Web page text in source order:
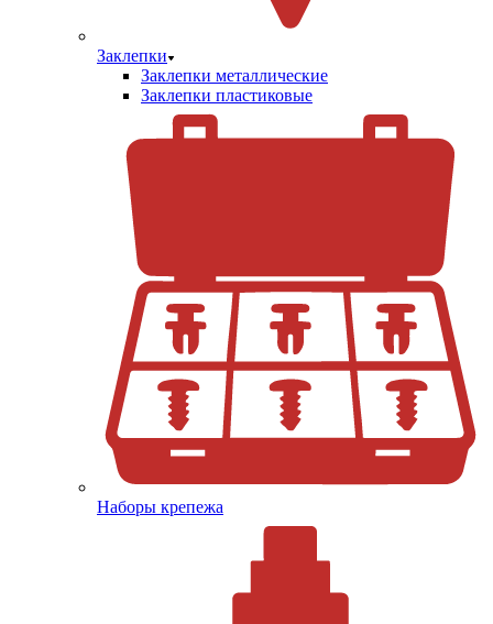
Заклепки
Заклепки металлические
Заклепки пластиковые
Наборы крепежа